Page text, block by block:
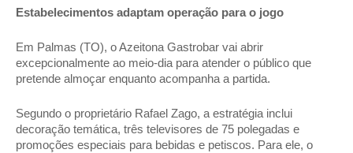
Estabelecimentos adaptam operação para o jogo
Em Palmas (TO), o Azeitona Gastrobar vai abrir
excepcionalmente ao meio-dia para atender o público que
pretende almoçar enquanto acompanha a partida.
Segundo o proprietário Rafael Zago, a estratégia inclui
decoração temática, três televisores de 75 polegadas e
promoções especiais para bebidas e petiscos. Para ele, o